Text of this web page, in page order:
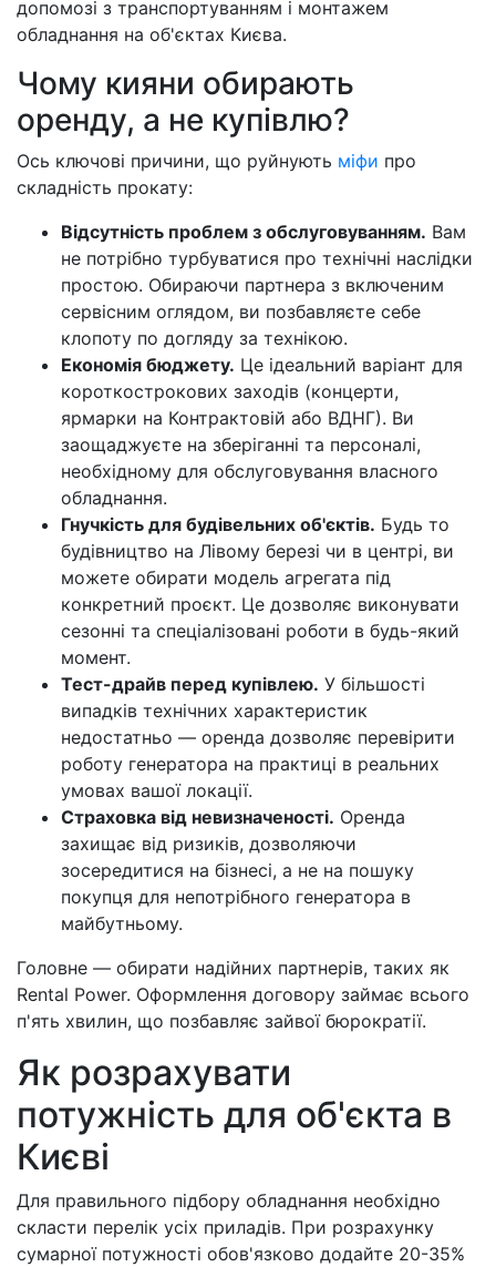
допомозі з транспортуванням і монтажем
обладнання на об'єктах Києва.
Чому кияни обирають
оренду, а не купівлю?
Ось ключові причини, що руйнують міфи про
складність прокату:
Відсутність проблем з обслуговуванням. Вам
не потрібно турбуватися про технічні наслідки
простою. Обираючи партнера з включеним
сервісним оглядом, ви позбавляєте себе
клопоту по догляду за технікою.
Економія бюджету. Це ідеальний варіант для
короткострокових заходів (концерти,
ярмарки на Контрактовій або ВДНГ). Ви
заощаджуєте на зберіганні та персоналі,
необхідному для обслуговування власного
обладнання.
Гнучкість для будівельних об'єктів. Будь то
будівництво на Лівому березі чи в центрі, ви
можете обирати модель агрегата під
конкретний проєкт. Це дозволяє виконувати
сезонні та спеціалізовані роботи в будь-який
момент.
Тест-драйв перед купівлею. У більшості
випадків технічних характеристик
недостатньо — оренда дозволяє перевірити
роботу генератора на практиці в реальних
умовах вашої локації.
Страховка від невизначеності. Оренда
захищає від ризиків, дозволяючи
зосередитися на бізнесі, а не на пошуку
покупця для непотрібного генератора в
майбутньому.
Головне — обирати надійних партнерів, таких як
Rental Power. Оформлення договору займає всього
п'ять хвилин, що позбавляє зайвої бюрократії.
Як розрахувати
потужність для об'єкта в
Києві
Для правильного підбору обладнання необхідно
скласти перелік усіх приладів. При розрахунку
сумарної потужності обов'язково додайте 20-35%